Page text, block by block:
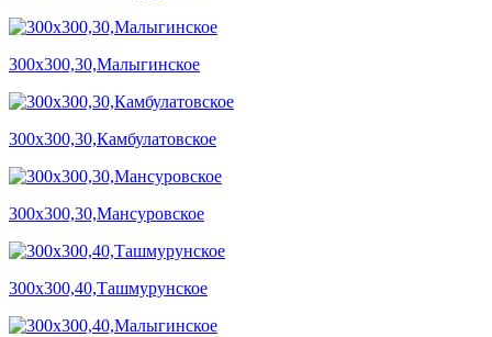
300х300,30,Малыгинское
300х300,30,Камбулатовское
300х300,30,Мансуровское
300х300,40,Ташмурунское